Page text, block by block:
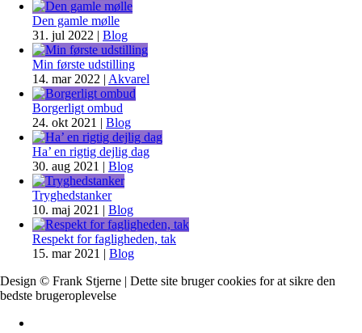
Den gamle mølle
31. jul 2022 | Blog
Min første udstilling
14. mar 2022 | Akvarel
Borgerligt ombud
24. okt 2021 | Blog
Ha’ en rigtig dejlig dag
30. aug 2021 | Blog
Tryghedstanker
10. maj 2021 | Blog
Respekt for fagligheden, tak
15. mar 2021 | Blog
Design © Frank Stjerne | Dette site bruger cookies for at sikre den
bedste brugeroplevelse